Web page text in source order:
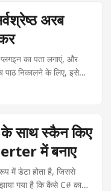
अरब
का पता लगाएं, और
निकालने के लिए, इसे
साथ स्कैन किए
में बनाए
में डेटा होता है, जिससे
गया है कि कैसे C# का